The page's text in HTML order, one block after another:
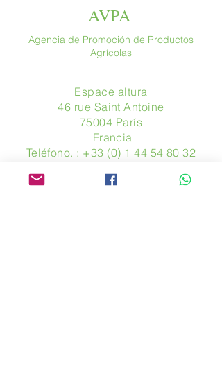
AVPA
Agencia de Promoción de Productos
Agrícolas
Espace altura
46 rue Saint Antoine
75004 París
​ Francia
Teléfono. : +33 (0) 1 44 54 80 32
www.avpa.fr